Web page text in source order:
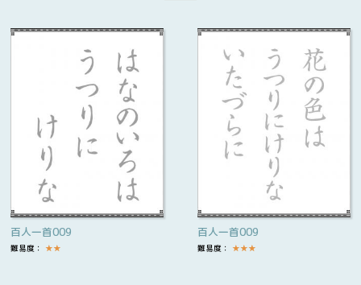
百人一首009
難易度： ★★
百人一首009
難易度： ★★★